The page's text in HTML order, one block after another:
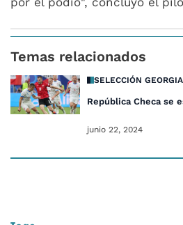
Temas relacionados
SELECCIÓN GEORGIA
República Checa se
junio 22, 2024